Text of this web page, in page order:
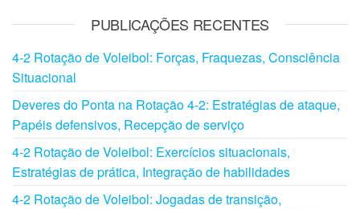
PUBLICAÇÕES RECENTES
4-2 Rotação de Voleibol: Forças, Fraquezas, Consciência
Situacional
Deveres do Ponta na Rotação 4-2: Estratégias de ataque,
Papéis defensivos, Recepção de serviço
4-2 Rotação de Voleibol: Exercícios situacionais,
Estratégias de prática, Integração de habilidades
4-2 Rotação de Voleibol: Jogadas de transição,